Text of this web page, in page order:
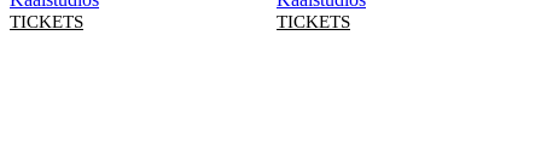
TICKETS TICKETS